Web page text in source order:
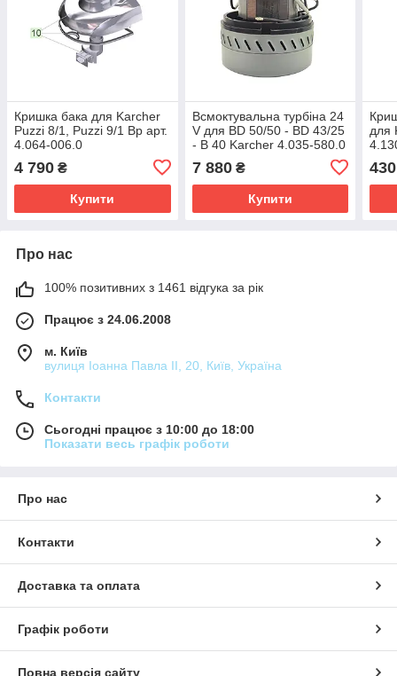
Кришка бака для Karcher
Puzzi 8/1, Puzzi 9/1 Bp арт.
4.064-006.0
4 790 ₴
Купити
Всмоктувальна турбіна 24
V для BD 50/50 - BD 43/25
- B 40 Karcher 4.035-580.0
7 880₴
Купити
для
430
Про нас
100% позитивних з 1461 відгука за рік
Працює з 24.06.2008
м. Київ
вулиця Іоанна Павла ІІ, 20, Київ, Україна
Контакти
Сьогодні працює з 10:00 до 18:00
Показати весь графік роботи
Про нас
Контакти
Доставка та оплата
Графік роботи
Повна версія сайту